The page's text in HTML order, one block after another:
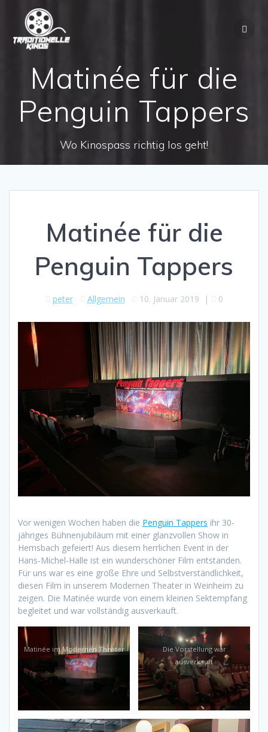
Matinée für die
Penguin Tappers
Wo Kinospass richtig los geht!
Matinée für die
Penguin Tappers
peter Allgemein 10. Januar 2019 | 0
Vor wenigen Wochen haben die Penguin Tappers ihr 30-
jähriges Bühnenjubiläum mit einer glanzvollen Show in
Hemsbach gefeiert! Aus diesem herrlichen Event in der
Hans-Michel-Halle ist ein wunderschöner Film entstanden.
Für uns war es eine große Ehre und Selbstverständlichkeit,
diesen Film in unserem Modernen Theater in Weinheim zu
zeigen. Die Matinée wurde von einem kleinen Sektempfang
begleitet und war vollständig ausverkauft.
Matinée im Modernen Theater
Die Vorstellung war
ausverkauft